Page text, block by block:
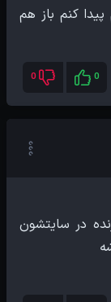
کنم باز هم
0
0
در سایتشون